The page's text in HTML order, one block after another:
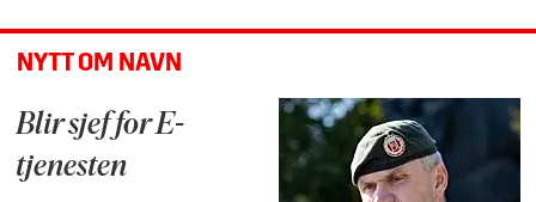
NYTT OM NAVN
Blir sjef for E-
tjenesten